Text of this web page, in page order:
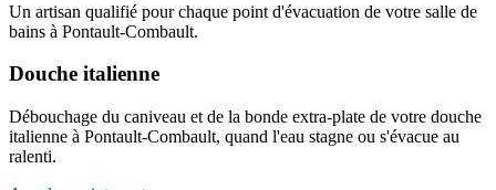
Un artisan qualifié pour chaque point d'évacuation de votre salle de
bains à Pontault-Combault.
Douche italienne
Débouchage du caniveau et de la bonde extra-plate de votre douche
italienne à Pontault-Combault, quand l'eau stagne ou s'évacue au
ralenti.